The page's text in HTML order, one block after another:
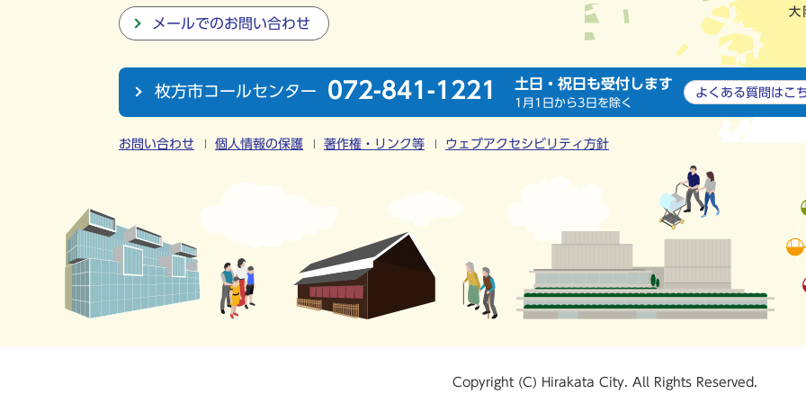
メールでのお問い合わせ
枚方市コールセンター 072-841-1221 土日・祝日も受付します
1月1日から3日を除く
よくある質問は こ
お問い合わせ 個人情報の保護 著作権・リンク等 ウェブアクセシビリティ方針
Copyright (C) Hirakata City. All Rights Reserved.